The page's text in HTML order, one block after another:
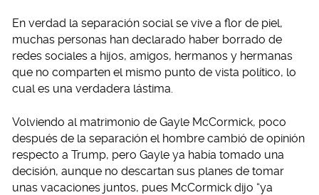
En verdad la separación social se vive a flor de piel,
muchas personas han declarado haber borrado de
redes sociales a hijos, amigos, hermanos y hermanas
que no comparten el mismo punto de vista político, lo
cual es una verdadera lástima.
Volviendo al matrimonio de Gayle McCormick, poco
después de la separación el hombre cambió de opinión
respecto a Trump, pero Gayle ya había tomado una
decisión, aunque no descartan sus planes de tomar
unas vacaciones juntos, pues McCormick dijo “ya